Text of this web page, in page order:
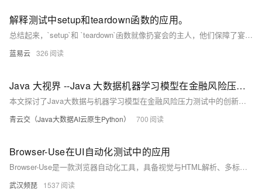
解释测试中setup和teardown函数的应用。
总结起来，`setup`和 `teardown`函数就像扔宴会的主人，他们保障了宴会的流畅进行。他们是准备环境和清理现场的重要工作人员，他们的工作直接影响着我们的测试效率和质量。我们可以把 `setup`和 `teardown`想象成隐藏在幕后，默默为我们服务的工作者，他们做着我们需要但是往往忽视的工作。所以，下次当你写测试的时候，别忘了给你的 `setup`和 `teardown`留出足够的位置，因为他们的作用可能是你成功的保证。
蓝易云 326
Java 大视界 --Java 大数据机器学习模型在金融风险压力测试中的应用与验证（211）
本文探讨了Java大数据与机器学习模型在金融风险压力测试中的创新应用。通过多源数据采集、模型构建与优化，结合随机森林、LSTM等算法，实现信用风险动态评估、市场极端场景模拟与操作风险预警。案例分析展示了花旗银行与蚂蚁集团的智能风控实践，验证了技术在提升风险识别效率与降低金融风险损失方面的显著成效。
青云交（Java大数据AI云原生Python） 700
Browser-Use在UI自动化测试中的应用
Browser-Use是一款浏览器自动化工具，具备视觉与HTML解析、多标签管理、操作记录与复现、自定义操作、自我纠正及并行执行等功能，助力AI智能体高效完成网页任务。
武汉频琵 1537